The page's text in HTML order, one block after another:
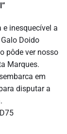
e inesquecível a
Doido
pôde ver nosso
Marques.
em
disputar a